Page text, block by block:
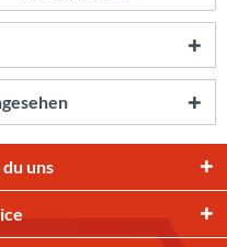
uns